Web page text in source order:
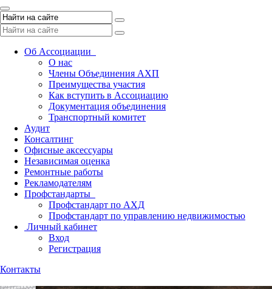
Toggle
navigation
Об Ассоциации
О нас
Члены Объединения АХП
Преимущества участия
Как вступить в Ассоциацию
Документация объединения
Транспортный комитет
Аудит
Консалтинг
Офисные аксессуары
Независимая оценка
Ремонтные работы
Рекламодателям
Профстандарты
Профстандарт по АХД
Профстандарт по управлению недвижимостью
Личный кабинет
Вход
Регистрация
Контакты